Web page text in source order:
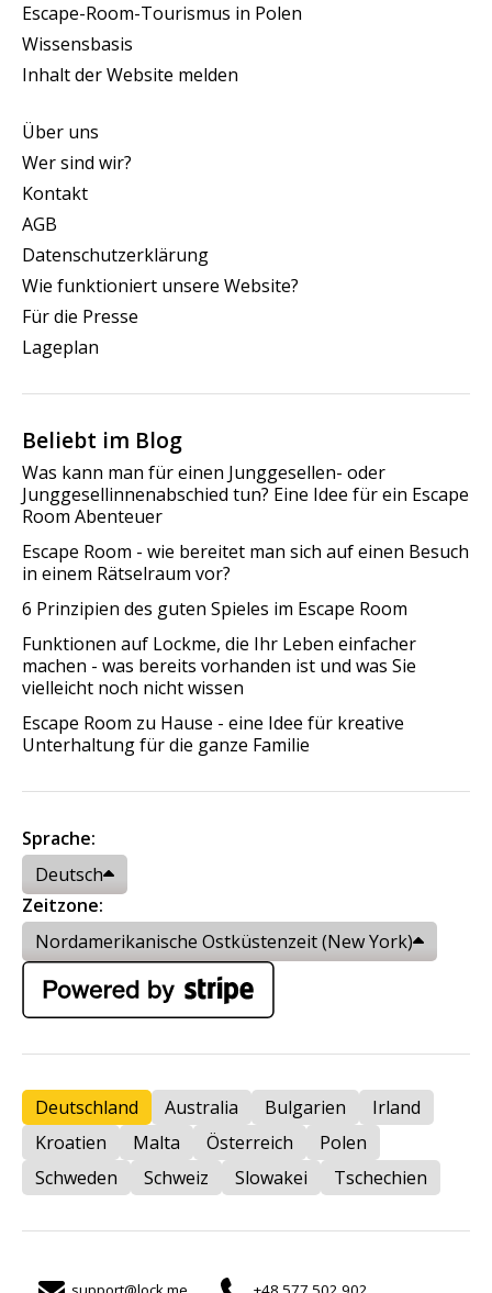
Escape-Room-Tourismus in Polen
Wissensbasis
Inhalt der Website melden
Über uns
Wer sind wir?
Kontakt
AGB
Datenschutzerklärung
Wie funktioniert unsere Website?
Für die Presse
Lageplan
Beliebt im Blog
Was kann man für einen Junggesellen- oder
Junggesellinnenabschied tun? Eine Idee für ein Escape
Room Abenteuer
Escape Room - wie bereitet man sich auf einen Besuch
in einem Rätselraum vor?
6 Prinzipien des guten Spieles im Escape Room
Funktionen auf Lockme, die Ihr Leben einfacher
machen - was bereits vorhanden ist und was Sie
vielleicht noch nicht wissen
Escape Room zu Hause - eine Idee für kreative
Unterhaltung für die ganze Familie
Sprache:
Deutsch
Zeitzone:
Nordamerikanische Ostküstenzeit (New York)
Deutschland Australia Bulgarien
Irland
Kroatien
Malta Österreich
Polen
Schweden
Schweiz Slowakei Tschechien